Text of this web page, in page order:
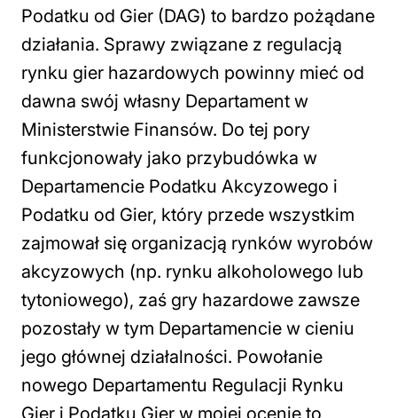
Podatku od Gier (DAG) to bardzo pożądane
działania. Sprawy związane z regulacją
rynku gier hazardowych powinny mieć od
dawna swój własny Departament w
Ministerstwie Finansów. Do tej pory
funkcjonowały jako przybudówka w
Departamencie Podatku Akcyzowego i
Podatku od Gier, który przede wszystkim
zajmował się organizacją rynków wyrobów
akcyzowych (np. rynku alkoholowego lub
tytoniowego), zaś gry hazardowe zawsze
pozostały w tym Departamencie w cieniu
jego głównej działalności. Powołanie
nowego Departamentu Regulacji Rynku
Gier i Podatku Gier w mojej ocenie to